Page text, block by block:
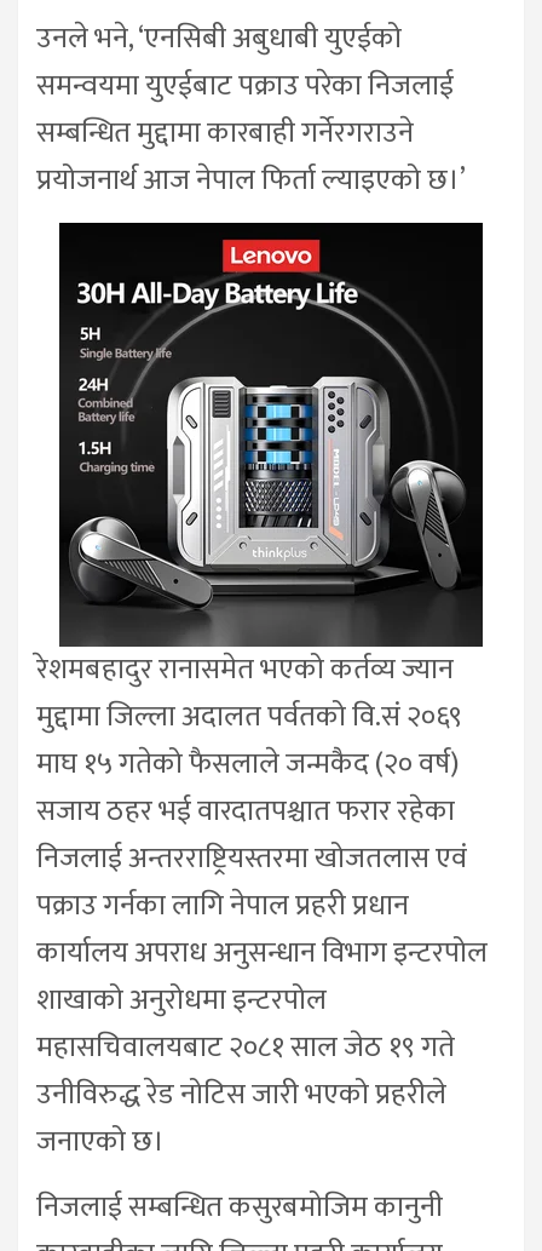
उनले भने, ‘एनसिबी अबुधाबी युएईको
समन्वयमा युएईबाट पक्राउ परेका निजलाई
सम्बन्धित मुद्दामा कारबाही गर्नेरगराउने
प्रयोजनार्थ आज नेपाल फिर्ता ल्याइएको छ।’
रेशमबहादुर रानासमेत भएको कर्तव्य ज्यान
मुद्दामा जिल्ला अदालत पर्वतको वि.सं २०६९
माघ १५ गतेको फैसलाले जन्मकैद (२० वर्ष)
सजाय ठहर भई वारदातपश्चात फरार रहेका
निजलाई अन्तरराष्ट्रियस्तरमा खोजतलास एवं
पक्राउ गर्नका लागि नेपाल प्रहरी प्रधान
कार्यालय अपराध अनुसन्धान विभाग इन्टरपोल
शाखाको अनुरोधमा इन्टरपोल
महासचिवालयबाट २०८१ साल जेठ १९ गते
उनीविरुद्ध रेड नोटिस जारी भएको प्रहरीले
जनाएको छ।
निजलाई सम्बन्धित कसुरबमोजिम कानुनी